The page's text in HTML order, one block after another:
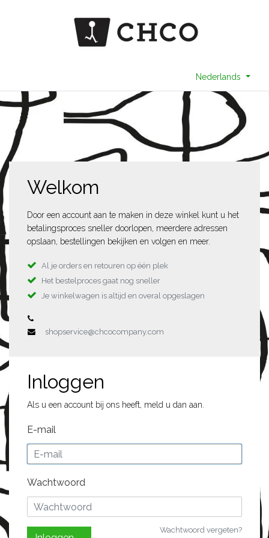
Nederlands
Welkom
Door een account aan te maken in deze winkel kunt u het
betalingsproces sneller doorlopen, meerdere adressen
opslaan, bestellingen bekijken en volgen en meer.
Al je orders en retouren op één plek
Het bestelproces gaat nog sneller
Je winkelwagen is altijd en overal opgeslagen
shopservice@chcocompany.com
Inloggen
Als u een account bij ons heeft, meld u dan aan.
E-mail
Wachtwoord
Wachtwoord vergeten?